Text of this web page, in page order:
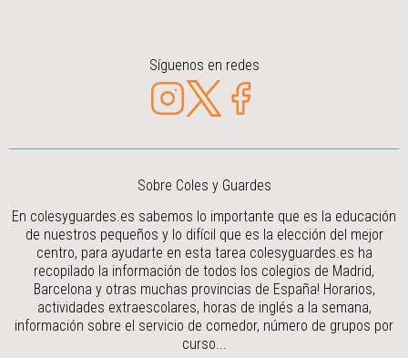
Síguenos en redes
Sobre Coles y Guardes
En colesyguardes.es sabemos lo importante que es la educación
de nuestros pequeños y lo difícil que es la elección del mejor
centro, para ayudarte en esta tarea colesyguardes.es ha
recopilado la información de todos los colegios de Madrid,
Barcelona y otras muchas provincias de España! Horarios,
actividades extraescolares, horas de inglés a la semana,
información sobre el servicio de comedor, número de grupos por
curso...